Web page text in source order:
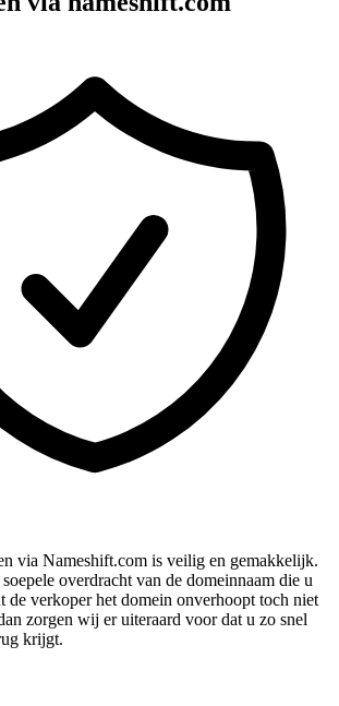
via Nameshift.com is veilig en gemakkelijk.
overdracht van de domeinnaam die u
de verkoper het domein onverhoopt toch niet
zorgen wij er uiteraard voor dat u zo snel
krijgt.